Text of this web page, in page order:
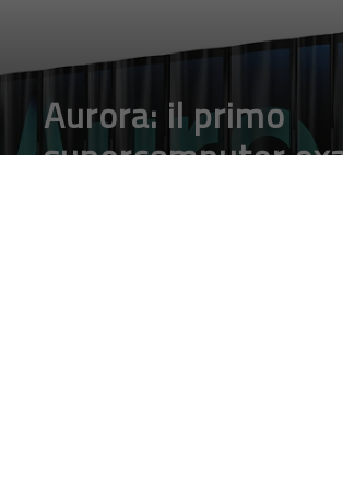
Aurora: il primo
supercomputer